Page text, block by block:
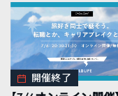
開催終了